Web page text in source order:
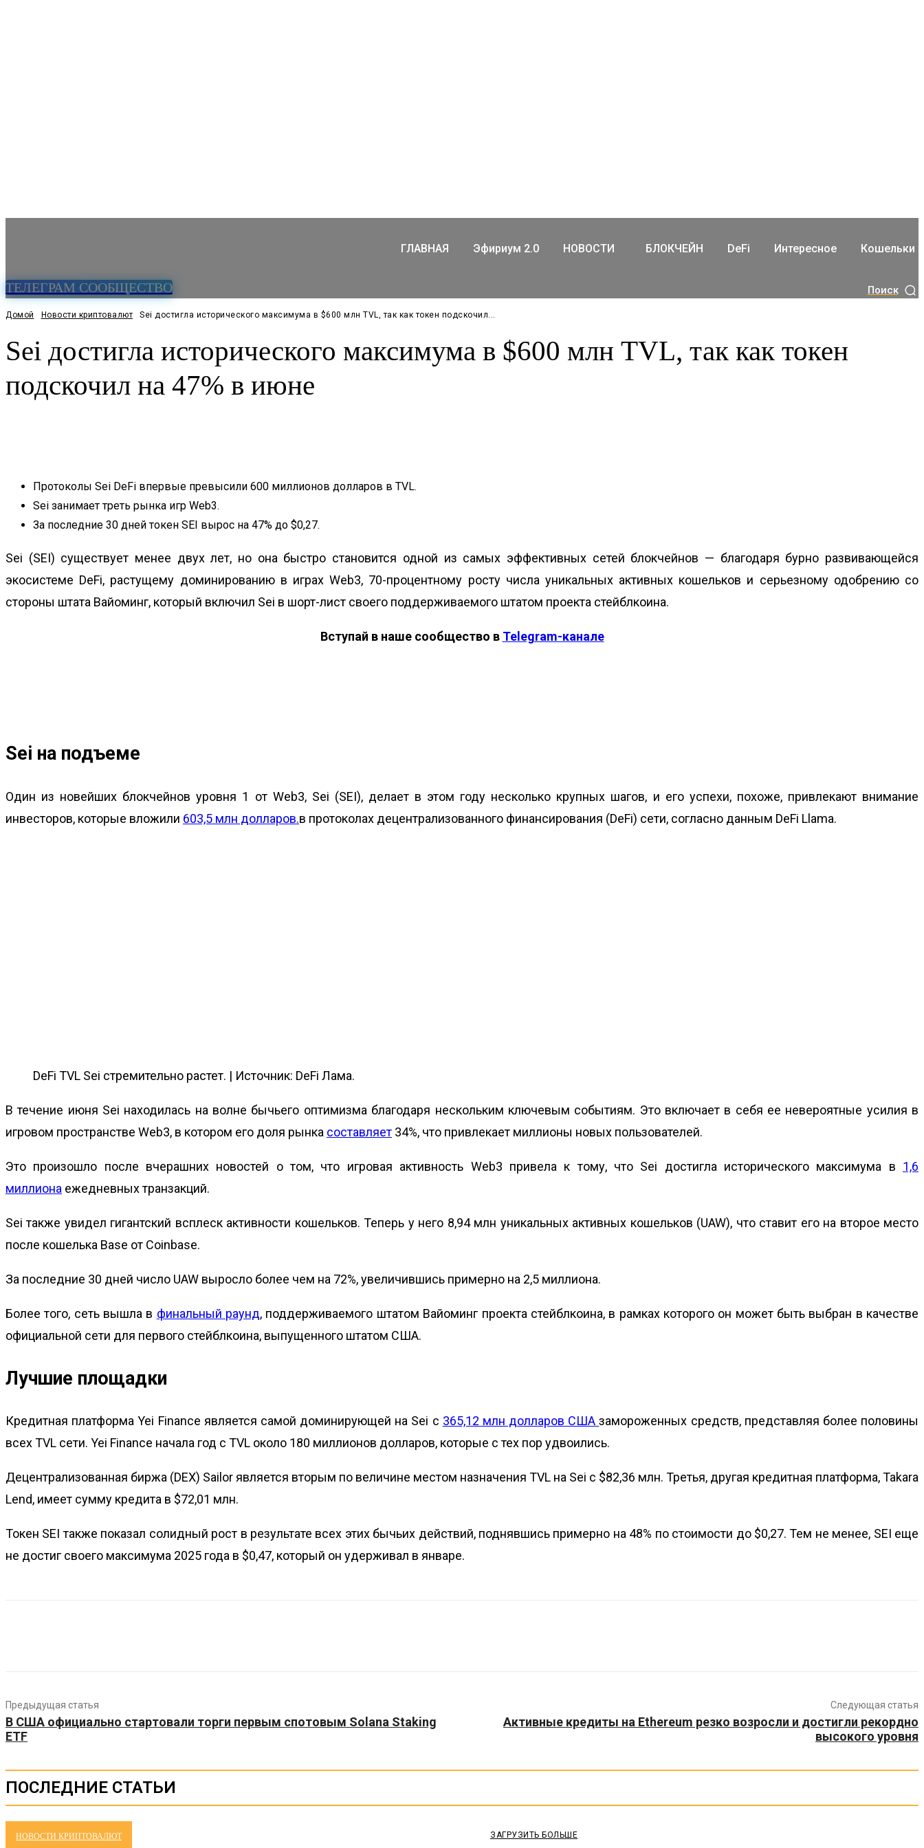
ТЕЛЕГРАМ СООБЩЕСТВО
ГЛАВНАЯ Эфириум 2.0 НОВОСТИ БЛОКЧЕЙН DeFi Интересное Кошельки
Поиск
Домой Новости криптовалют Sei достигла исторического максимума в $600 млн TVL, так как токен подскочил...
Sei достигла исторического максимума в $600 млн TVL, так как токен
подскочил на 47% в июне
Протоколы Sei DeFi впервые превысили 600 миллионов долларов в TVL.
Sei занимает треть рынка игр Web3.
За последние 30 дней токен SEI вырос на 47% до $0,27.
Sei (SEI) существует менее двух лет, но она быстро становится одной из самых эффективных сетей блокчейнов — благодаря бурно развивающейся
экосистеме DeFi, растущему доминированию в играх Web3, 70-процентному росту числа уникальных активных кошельков и серьезному одобрению со
стороны штата Вайоминг, который включил Sei в шорт-лист своего поддерживаемого штатом проекта стейблкоина.
Вступай в наше сообщество в Telegram-канале
Sei на подъеме
Один из новейших блокчейнов уровня 1 от Web3, Sei (SEI), делает в этом году несколько крупных шагов, и его успехи, похоже, привлекают внимание
инвесторов, которые вложили 603,5 млн долларов.в протоколах децентрализованного финансирования (DeFi) сети, согласно данным DeFi Llama.
DeFi TVL Sei стремительно растет. | Источник: DeFi Лама.
В течение июня Sei находилась на волне бычьего оптимизма благодаря нескольким ключевым событиям. Это включает в себя ее невероятные усилия в
игровом пространстве Web3, в котором его доля рынка составляет 34%, что привлекает миллионы новых пользователей.
Это произошло после вчерашних новостей о том, что игровая активность Web3 привела к тому, что Sei достигла исторического максимума в 1,6
миллиона ежедневных транзакций.
Sei также увидел гигантский всплеск активности кошельков. Теперь у него 8,94 млн уникальных активных кошельков (UAW), что ставит его на второе место
после кошелька Base от Coinbase.
За последние 30 дней число UAW выросло более чем на 72%, увеличившись примерно на 2,5 миллиона.
Более того, сеть вышла в финальный раунд, поддерживаемого штатом Вайоминг проекта стейблкоина, в рамках которого он может быть выбран в качестве
официальной сети для первого стейблкоина, выпущенного штатом США.
Лучшие площадки
Кредитная платформа Yei Finance является самой доминирующей на Sei с 365,12 млн долларов СШАзамороженных средств, представляя более половины
всех TVL сети. Yei Finance начала год с TVL около 180 миллионов долларов, которые с тех пор удвоились.
Децентрализованная биржа (DEX) Sailor является вторым по величине местом назначения TVL на Sei с $82,36 млн. Третья, другая кредитная платформа, Takara
Lend, имеет сумму кредита в $72,01 млн.
Токен SEIтакже показал солидный рост в результате всех этих бычьих действий, поднявшись примерно на 48% по стоимости до $0,27. Тем не менее, SEI еще
не достиг своего максимума 2025 года в $0,47, который он удерживал в январе.
Предыдущая статья
В США официально стартовали торги первым спотовым Solana Staking
ETF
Следующая статья
Активные кредиты на Ethereum резко возросли и достигли рекордно
высокого уровня
ПОСЛЕДНИЕ СТАТЬИ
НОВОСТИ КРИПТОВАЛЮТ ЗАГРУЗИТЬ БОЛЬШЕ